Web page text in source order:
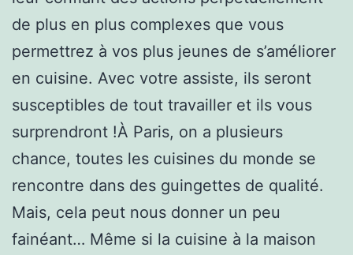
de plus en plus complexes que vous
permettrez à vos plus jeunes de s’améliorer
en cuisine. Avec votre assiste, ils seront
susceptibles de tout travailler et ils vous
surprendront !À Paris, on a plusieurs
chance, toutes les cuisines du monde se
rencontre dans des guingettes de qualité.
Mais, cela peut nous donner un peu
fainéant… Même si la cuisine à la maison